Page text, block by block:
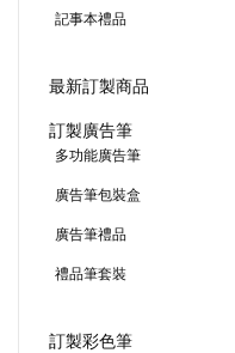
記事本禮品
最新訂製商品
訂製廣告筆
多功能廣告筆
廣告筆包裝盒
廣告筆禮品
禮品筆套裝
訂製彩色筆